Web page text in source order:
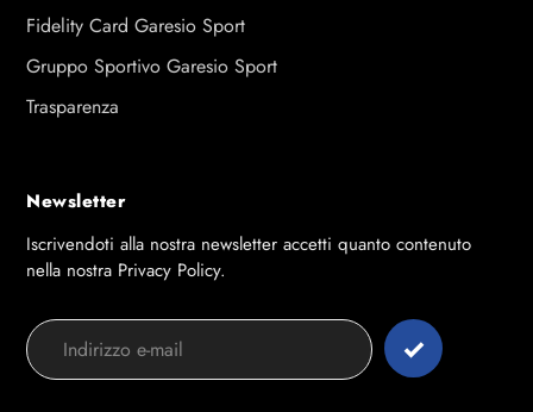
Fidelity Card Garesio Sport
Gruppo Sportivo Garesio Sport
Trasparenza
Newsletter
Iscrivendoti alla nostra newsletter accetti quanto contenuto
nella nostra Privacy Policy.